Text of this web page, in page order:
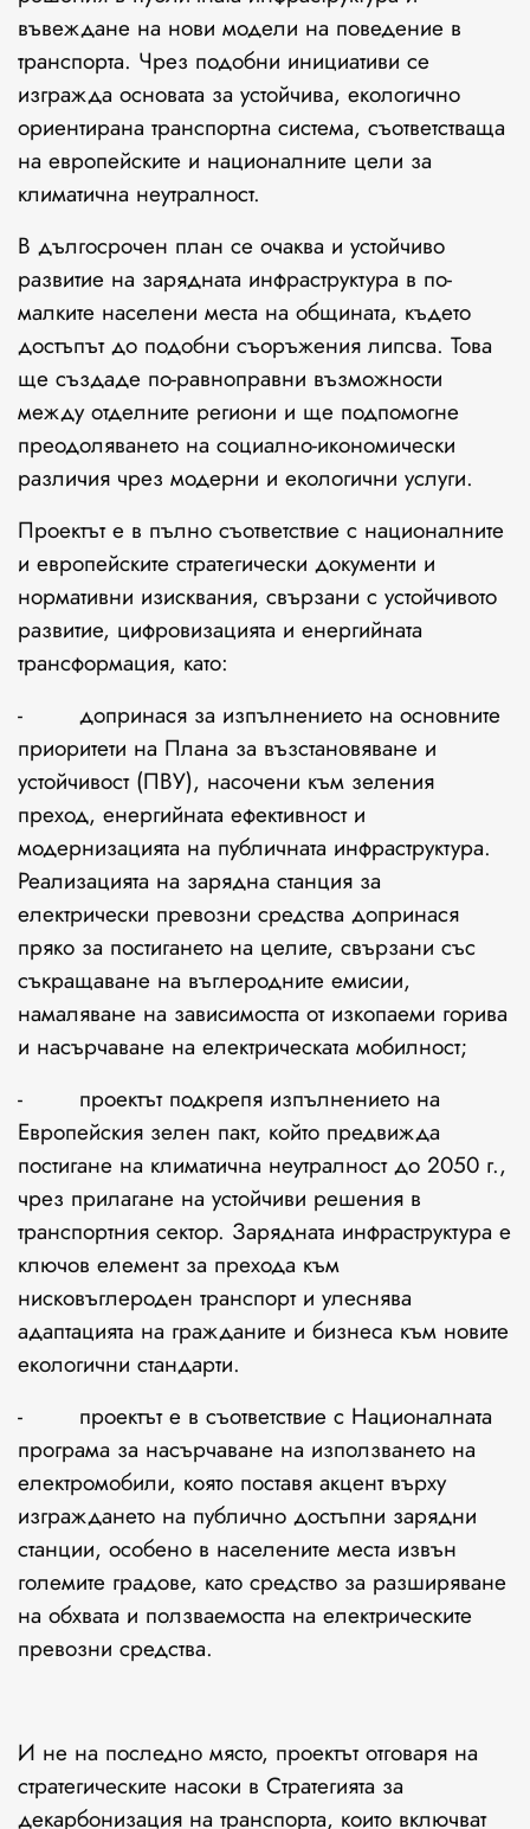
въвеждане на нови модели на поведение в
транспорта. Чрез подобни инициативи се
изгражда основата за устойчива, екологично
ориентирана транспортна система, съответстваща
на европейските и националните цели за
климатична неутралност.
В дългосрочен план се очаква и устойчиво
развитие на зарядната инфраструктура в по-
малките населени места на общината, където
достъпът до подобни съоръжения липсва. Това
ще създаде по-равноправни възможности
между отделните региони и ще подпомогне
преодоляването на социално-икономически
различия чрез модерни и екологични услуги.
Проектът е в пълно съответствие с националните
и европейските стратегически документи и
нормативни изисквания, свързани с устойчивото
развитие, цифровизацията и енергийната
трансформация, като:
- допринася за изпълнението на основните
приоритети на Плана за възстановяване и
устойчивост (ПВУ), насочени към зеления
преход, енергийната ефективност и
модернизацията на публичната инфраструктура.
Реализацията на зарядна станция за
електрически превозни средства допринася
пряко за постигането на целите, свързани със
съкращаване на въглеродните емисии,
намаляване на зависимостта от изкопаеми горива
и насърчаване на електрическата мобилност;
- проектът подкрепя изпълнението на
Европейския зелен пакт, който предвижда
постигане на климатична неутралност до 2050 г.,
чрез прилагане на устойчиви решения в
транспортния сектор. Зарядната инфраструктура е
ключов елемент за прехода към
нисковъглероден транспорт и улеснява
адаптацията на гражданите и бизнеса към новите
екологични стандарти.
- проектът е в съответствие с Националната
програма за насърчаване на използването на
електромобили, която поставя акцент върху
изграждането на публично достъпни зарядни
станции, особено в населените места извън
големите градове, като средство за разширяване
на обхвата и ползваемостта на електрическите
превозни средства.
И не на последно място, проектът отговаря на
стратегическите насоки в Стратегията за
декарбонизация на транспорта, които включват